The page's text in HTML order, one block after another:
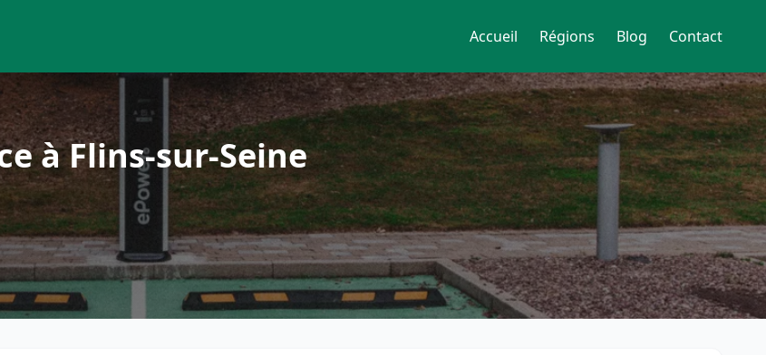
Accueil Régions Blog Contact
à Flins-sur-Seine